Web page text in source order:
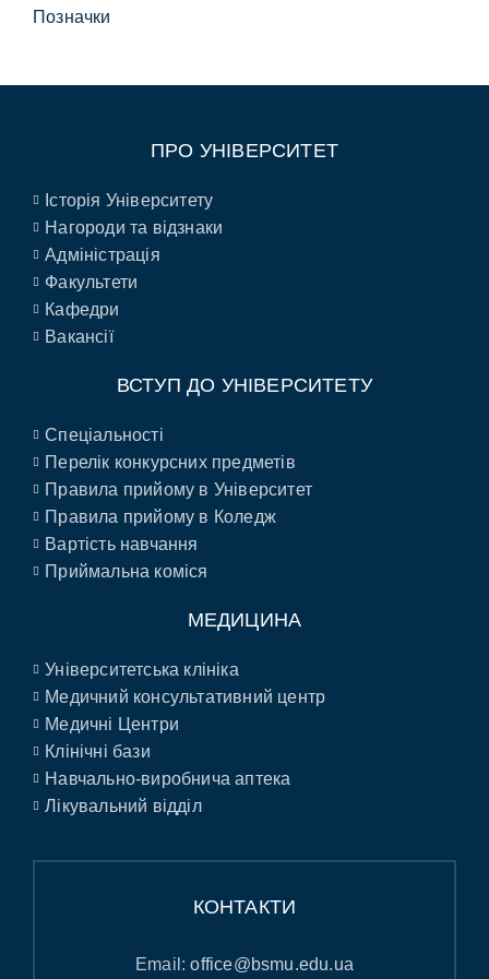
Позначки
ПРО УНІВЕРСИТЕТ
Історія Університету
Нагороди та відзнаки
Адміністрація
Факультети
Кафедри
Вакансії
ВСТУП ДО УНІВЕРСИТЕТУ
Спеціальності
Перелік конкурсних предметів
Правила прийому в Університет
Правила прийому в Коледж
Вартість навчання
Приймальна коміся
МЕДИЦИНА
Університетська клініка
Медичний консультативний центр
Медичні Центри
Клінічні бази
Навчально-виробнича аптека
Лікувальний відділ
КОНТАКТИ
Email:office@bsmu.edu.ua